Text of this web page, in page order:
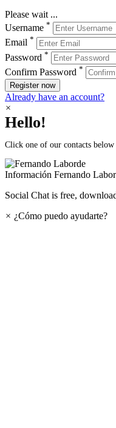
Please wait ...
Username *
Email *
Password *
Confirm Password *
Register now
Already have an account?
×
Hello!
Click one of our contacts
Información Fernando
Social Chat is free,
× ¿Cómo puedo ayudarte?